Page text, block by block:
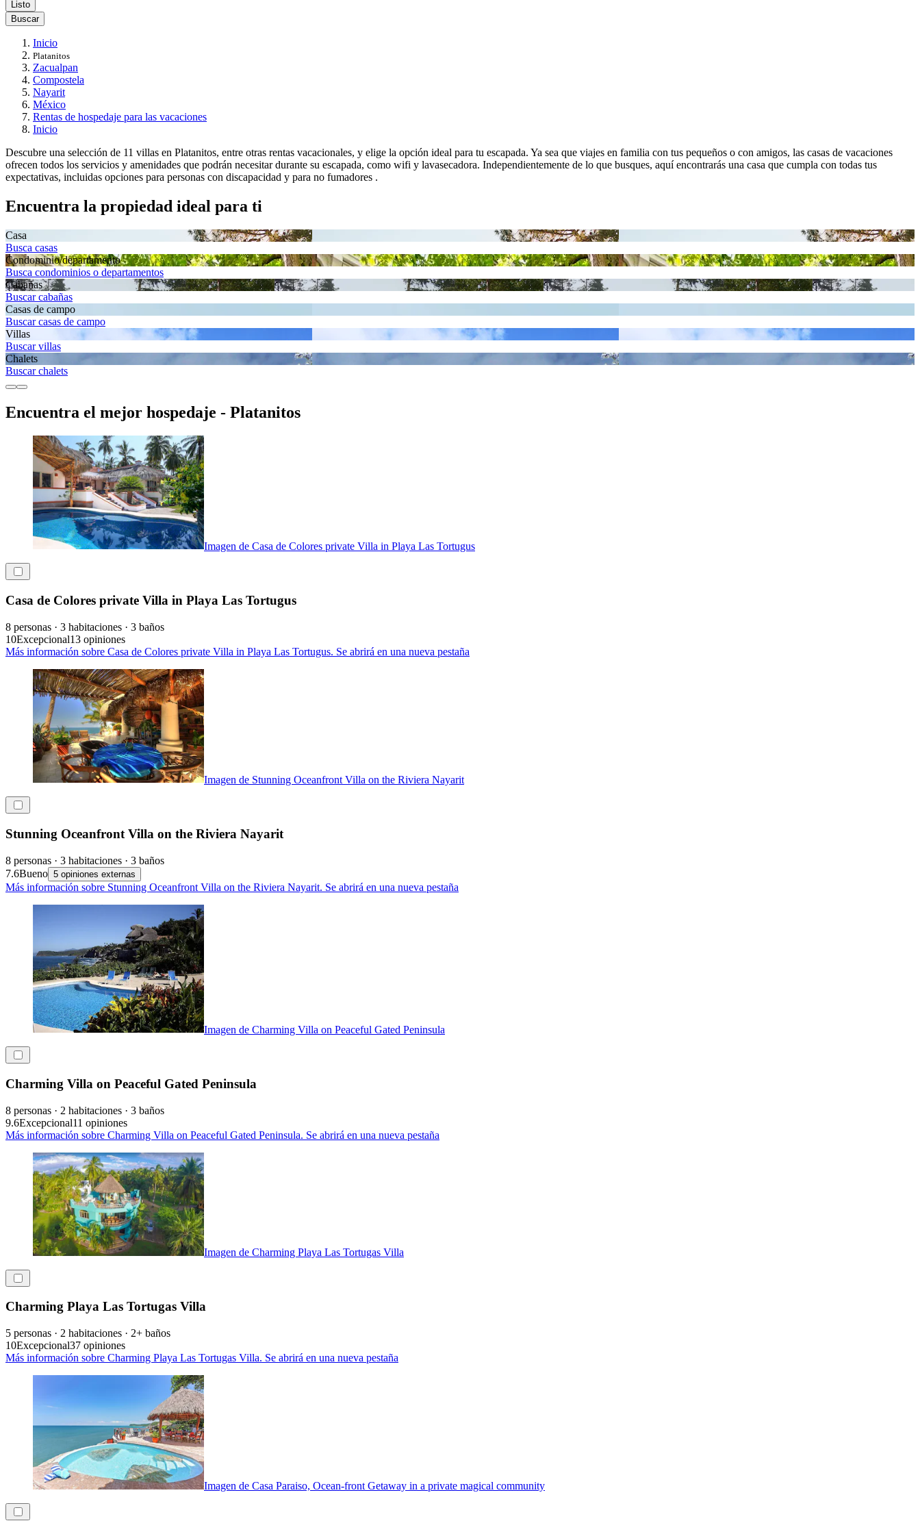
Listo
Buscar
Inicio
Platanitos
Zacualpan
Compostela
Nayarit
México
Rentas de hospedaje para las vacaciones
Inicio
Descubre una selección de 11 villas en Platanitos, entre otras rentas vacacionales, y elige la opción ideal para tu escapada. Ya sea que viajes en familia con tus pequeños o con amigos, las casas de vacaciones
ofrecen todos los servicios y amenidades que podrán necesitar durante su escapada, como wifi y lavasecadora. Independientemente de lo que busques, aquí encontrarás una casa que cumpla con todas tus
expectativas, incluidas opciones para personas con discapacidad y para no fumadores .
Encuentra la propiedad ideal para ti
Casa
Busca casas
Condominio/departamento
Busca condominios o departamentos
Cabañas
Buscar cabañas
Casas de campo
Buscar casas de campo
Villas
Buscar villas
Chalets
Buscar chalets
Encuentra el mejor hospedaje - Platanitos
Imagen de Casa de Colores private Villa in Playa Las Tortugus
Casa de Colores private Villa in Playa Las Tortugus
8 personas · 3 habitaciones · 3 baños
10Excepcional13 opiniones
Más información sobre Casa de Colores private Villa in Playa Las Tortugus. Se abrirá en una nueva pestaña
Imagen de Stunning Oceanfront Villa on the Riviera Nayarit
Stunning Oceanfront Villa on the Riviera Nayarit
8 personas · 3 habitaciones · 3 baños
7.6Bueno 5 opiniones externas
Más información sobre Stunning Oceanfront Villa on the Riviera Nayarit. Se abrirá en una nueva pestaña
Imagen de Charming Villa on Peaceful Gated Peninsula
Charming Villa on Peaceful Gated Peninsula
8 personas · 2 habitaciones · 3 baños
9.6Excepcional11 opiniones
Más información sobre Charming Villa on Peaceful Gated Peninsula. Se abrirá en una nueva pestaña
Imagen de Charming Playa Las Tortugas Villa
Charming Playa Las Tortugas Villa
5 personas · 2 habitaciones · 2+ baños
10Excepcional37 opiniones
Más información sobre Charming Playa Las Tortugas Villa. Se abrirá en una nueva pestaña
Imagen de Casa Paraiso, Ocean-front Getaway in a private magical community